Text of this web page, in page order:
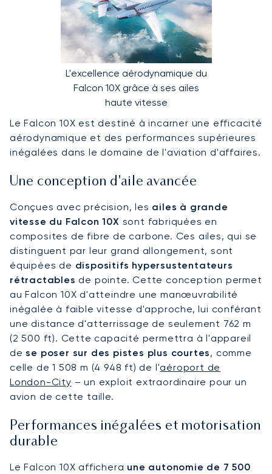
L'excellence aérodynamique du
Falcon 10X grâce à ses ailes
haute vitesse
Le Falcon 10X est destiné à incarner une efficacité
aérodynamique et des performances supérieures
inégalées dans le domaine de l'aviation d'affaires.
Une conception d'aile avancée
Conçues avec précision, les ailes à grande
vitesse du Falcon 10X sont fabriquées en
composites de fibre de carbone. Ces ailes, qui se
distinguent par leur grand allongement, sont
équipées de dispositifs hypersustentateurs
rétractables de pointe. Cette conception permet
au Falcon 10X d'atteindre une manœuvrabilité
inégalée à faible vitesse d'approche, lui conférant
une distance d'atterrissage de seulement 762 m
(2 500 ft). Cette capacité permettra à l'appareil
dese poser sur des pistes plus courtes, comme
celle de 1 508 m (4 948 ft) de l'aéroport de
London-City – un exploit extraordinaire pour un
avion de cette taille.
Performances inégalées et motorisation
durable
Le Falcon 10X affichera une autonomie de 7 500